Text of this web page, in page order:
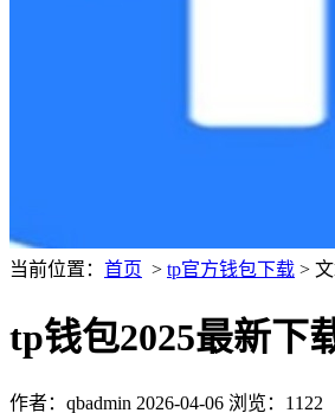
当前位置： 首页 > tp官方钱包下载 >
tp钱包2025最新下
作者：qbadmin 2026-04-06 浏览：1122